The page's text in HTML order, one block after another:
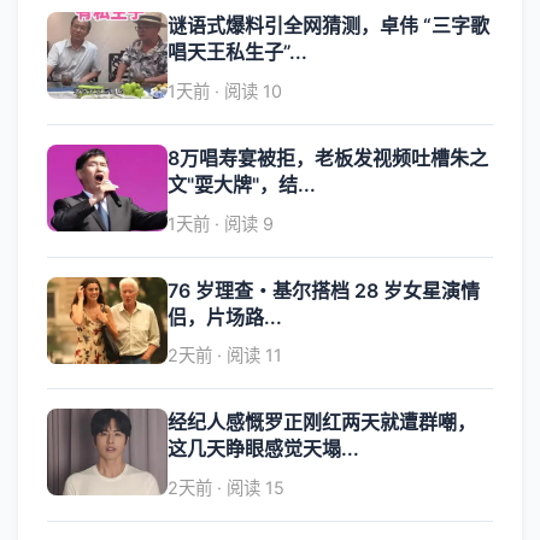
谜语式爆料引全网猜测，卓伟 “三字歌
唱天王私生子”...
1天前 · 阅读 10
8万唱寿宴被拒，老板发视频吐槽朱之
文"耍大牌"，结...
1天前 · 阅读 9
76 岁理查・基尔搭档 28 岁女星演情
侣，片场路...
2天前 · 阅读 11
经纪人感慨罗正刚红两天就遭群嘲，
这几天睁眼感觉天塌...
2天前 · 阅读 15